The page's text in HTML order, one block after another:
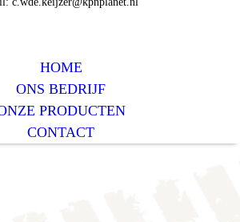
HOME
ONS BEDRIJF
PRODUCTEN
CONTACT